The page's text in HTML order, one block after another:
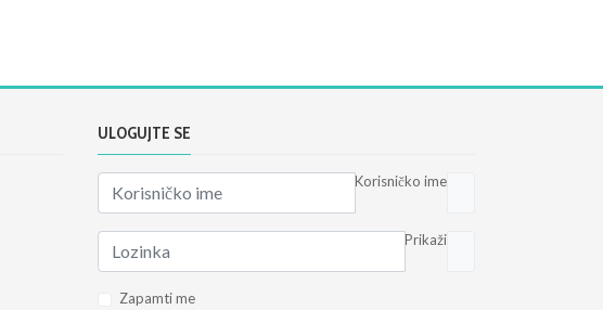
ULOGUJTE SE
Korisničko ime
Prikaži
Zapamti me